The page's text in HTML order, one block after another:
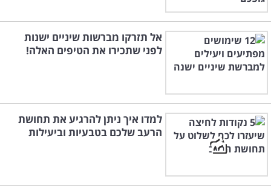
אל תזרקו מברשות שיניים ישנות
לפני שתכירו את הטיפים האלה!
למדו איך ניתן להרגיע את תחושת
הרעב שלכם בטבעיות וביעילות